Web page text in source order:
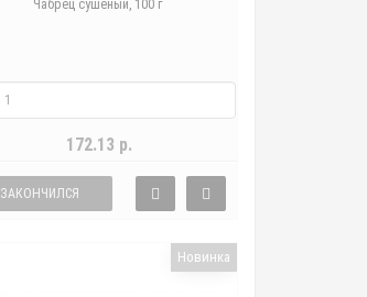
Чабрец сушеный, 100 г
172.13 р.
ЗАКОНЧИЛСЯ
Новинка